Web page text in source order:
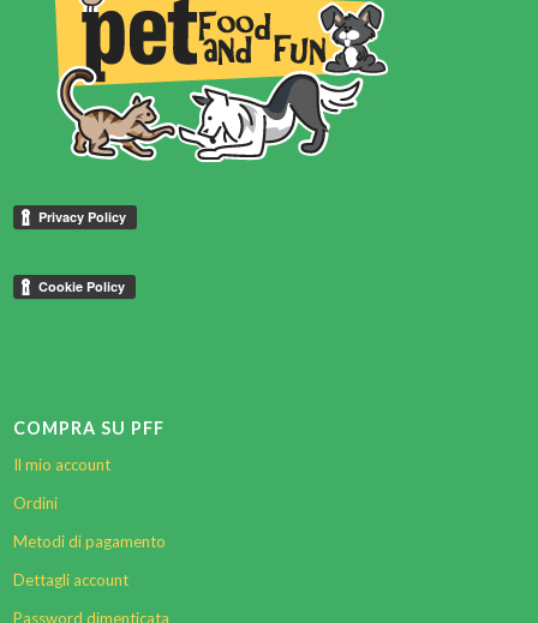
COMPRA SU PFF
Il mio account
Ordini
Metodi di pagamento
Dettagli account
Password dimenticata